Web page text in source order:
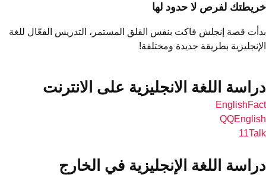
خريطتك لفرص لا حدود لها
بدأت قصة إنجلش فاكت بنفس القلق المستمر، التدريس الفعّال للغة
الإنجليزية بطريقة جديدة ومختلفة!
دراسة اللغة الانجليزية على الانترنت
EnglishFact
QQEnglish
11Talk
دراسة اللغة الإنجليزية في الخارج